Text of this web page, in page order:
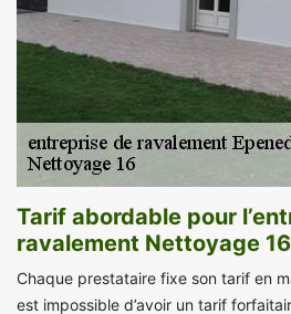
Tarif abordable pour
ravalement Nettoyage 16
Chaque prestataire fixe son tarif en
est impossible d’avoir un tarif